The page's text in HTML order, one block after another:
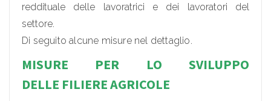
reddituale delle lavoratrici e dei lavoratori del
settore.
Di seguito alcune misure nel dettaglio.
MISURE PER LO SVILUPPO
DELLE FILIERE AGRICOLE